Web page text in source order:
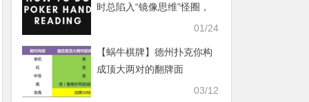
时总陷入“镜像思维”怪圈，
01/24
【蜗牛棋牌】德州扑克你构
成顶大两对的翻牌面
03/12